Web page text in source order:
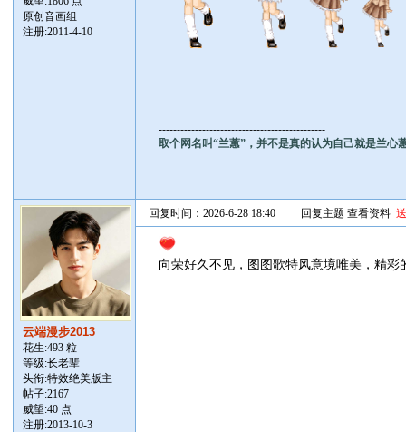
原创音画组
注册:2011-4-10
----------------------------------------------
取个网名叫“兰蕙”，并不是真的认为自己就是兰
云端漫步2013
花生:493 粒
等级:长老辈
头衔:特效绝美版主
帖子:2167
威望:40 点
注册:2013-10-3
回复时间：2026-6-28 18:40 回复主题 查看资料
向荣好久不见，图图歌特风意境唯美，精